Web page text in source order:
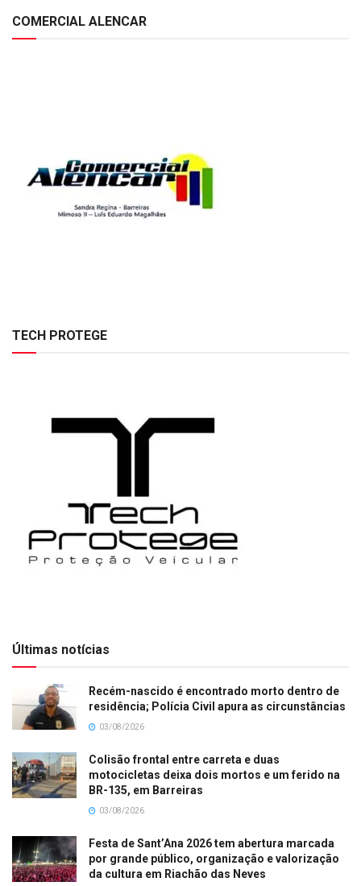
COMERCIAL ALENCAR
TECH PROTEGE
Últimas notícias
Recém-nascido é encontrado morto dentro de
residência; Polícia Civil apura as circunstâncias
03/08/2026
Colisão frontal entre carreta e duas
motocicletas deixa dois mortos e um ferido na
BR-135, em Barreiras
03/08/2026
Festa de Sant’Ana 2026 tem abertura marcada
por grande público, organização e valorização
da cultura em Riachão das Neves